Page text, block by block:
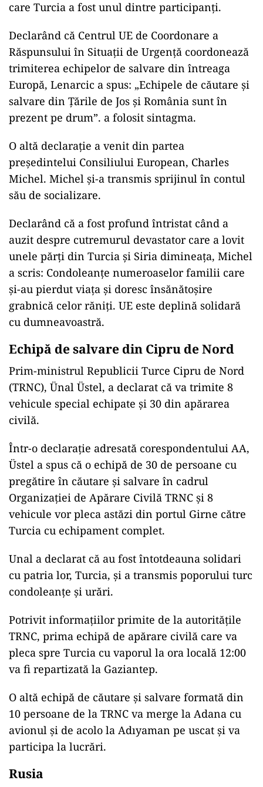
care Turcia a fost unul dintre participanți.
Declarând că Centrul UE de Coordonare a
Răspunsului în Situații de Urgență coordonează
trimiterea echipelor de salvare din întreaga
Europă, Lenarcic a spus: „Echipele de căutare și
salvare din Țările de Jos și România sunt în
prezent pe drum”. a folosit sintagma.
O altă declarație a venit din partea
președintelui Consiliului European, Charles
Michel. Michel și-a transmis sprijinul în contul
său de socializare.
Declarând că a fost profund întristat când a
auzit despre cutremurul devastator care a lovit
unele părți din Turcia și Siria dimineața, Michel
a scris: Condoleanțe numeroaselor familii care
și-au pierdut viața și doresc însănătoșire
grabnică celor răniți. UE este deplină solidară
cu dumneavoastră.
Echipă de salvare din Cipru de Nord
Prim-ministrul Republicii Turce Cipru de Nord
(TRNC), Ünal Üstel, a declarat că va trimite 8
vehicule special echipate și 30 din apărarea
civilă.
Într-o declarație adresată corespondentului AA,
Üstel a spus că o echipă de 30 de persoane cu
pregătire în căutare și salvare în cadrul
Organizației de Apărare Civilă TRNC și 8
vehicule vor pleca astăzi din portul Girne către
Turcia cu echipament complet.
Unal a declarat că au fost întotdeauna solidari
cu patria lor, Turcia, și a transmis poporului turc
condoleanțe și urări.
Potrivit informațiilor primite de la autoritățile
TRNC, prima echipă de apărare civilă care va
pleca spre Turcia cu vaporul la ora locală 12:00
va fi repartizată la Gaziantep.
O altă echipă de căutare și salvare formată din
10 persoane de la TRNC va merge la Adana cu
avionul și de acolo la Adıyaman pe uscat și va
participa la lucrări.
Rusia